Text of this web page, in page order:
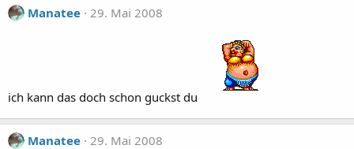
Manatee 29. Mai 2008
ich kann das doch schon guckst du
Manatee
29. Mai 2008